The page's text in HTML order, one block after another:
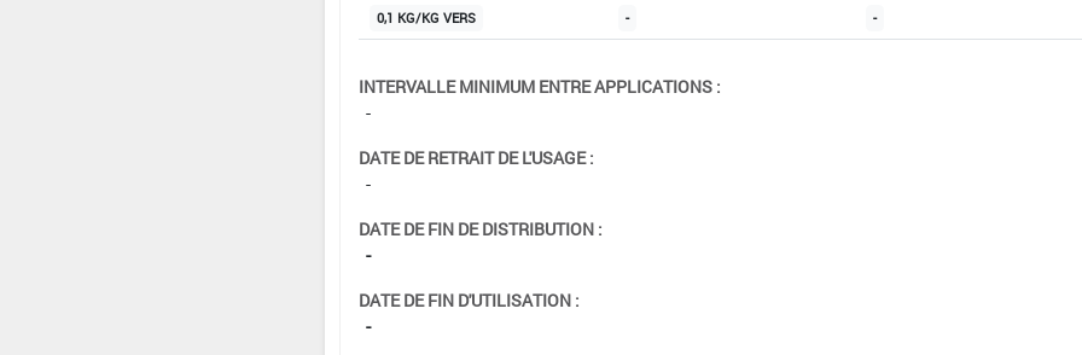
0,1 KG/KG VERS - -
INTERVALLE MINIMUM ENTRE APPLICATIONS :
-
DATE DE RETRAIT DE L'USAGE :
-
DATE DE FIN DE DISTRIBUTION :
-
DATE DE FIN D'UTILISATION :
-